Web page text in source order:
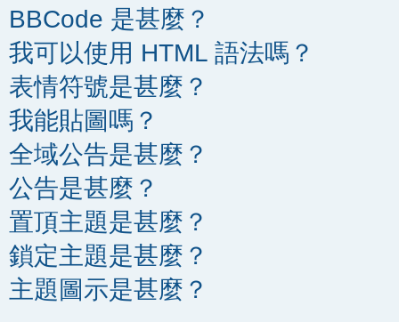
BBCode 是甚麼？
我可以使用 HTML 語法嗎？
表情符號是甚麼？
我能貼圖嗎？
全域公告是甚麼？
公告是甚麼？
置頂主題是甚麼？
鎖定主題是甚麼？
主題圖示是甚麼？